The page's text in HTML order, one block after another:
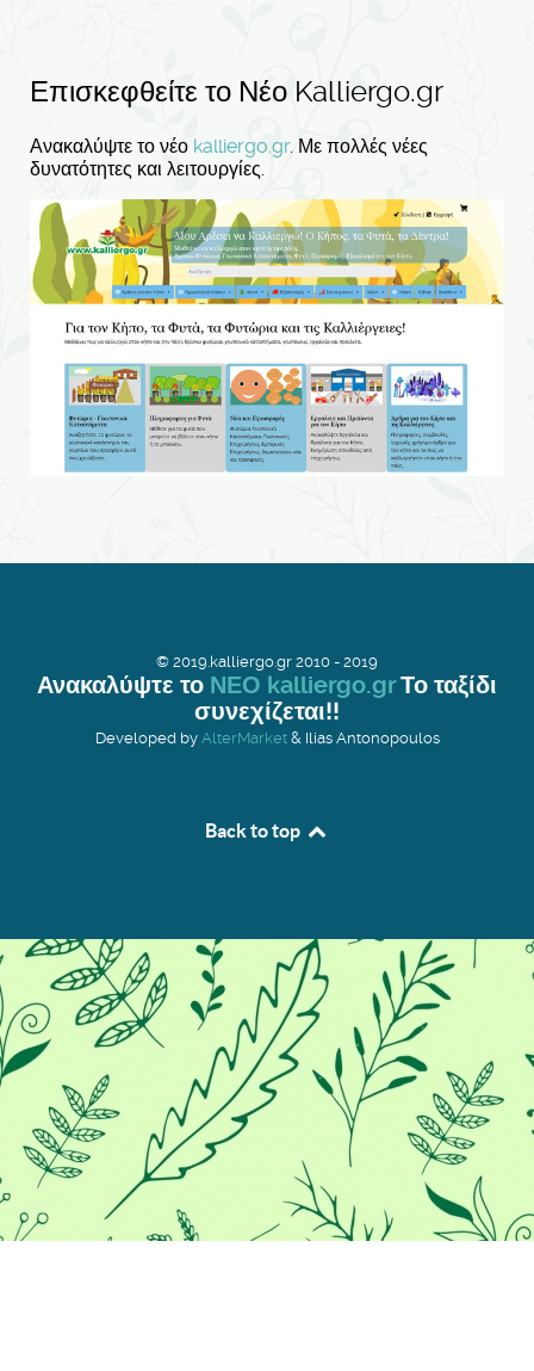
Επισκεφθείτε το Νέο Kalliergo.gr
Ανακαλύψτε το νέο kalliergo.gr. Με πολλές νέες
δυνατότητες και λειτουργίες.
© 2019.kalliergo.gr 2010 - 2019
Ανακαλύψτε το ΝΕΟ kalliergo.grΤο ταξίδι
συνεχίζεται!!
Developed by AlterMarket& Ilias Antonopoulos
Back to top